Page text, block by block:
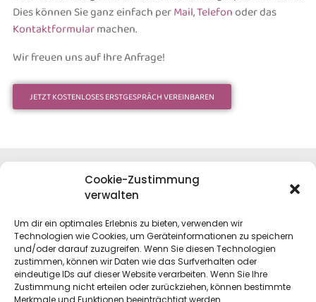
Cookie-Zustimmung
verwalten
Um dir ein optimales Erlebnis zu bieten, verwenden wir
Technologien wie Cookies, um Geräteinformationen zu speichern
und/oder darauf zuzugreifen. Wenn Sie diesen Technologien
zustimmen, können wir Daten wie das Surfverhalten oder
eindeutige IDs auf dieser Website verarbeiten. Wenn Sie Ihre
Zustimmung nicht erteilen oder zurückziehen, können bestimmte
Merkmale und Funktionen beeinträchtigt werden.
Dies können Sie ganz einfach perMail,Telefonoder das
Kontaktformularmachen.
Wir freuen uns auf Ihre Anfrage!
JETZT KOSTENLOSES ERSTGESPRÄCH VEREINBAREN
Moislinger Allee 198, 23558 Lübeck
info@vibes-werbeagentur.de
01517 2848819